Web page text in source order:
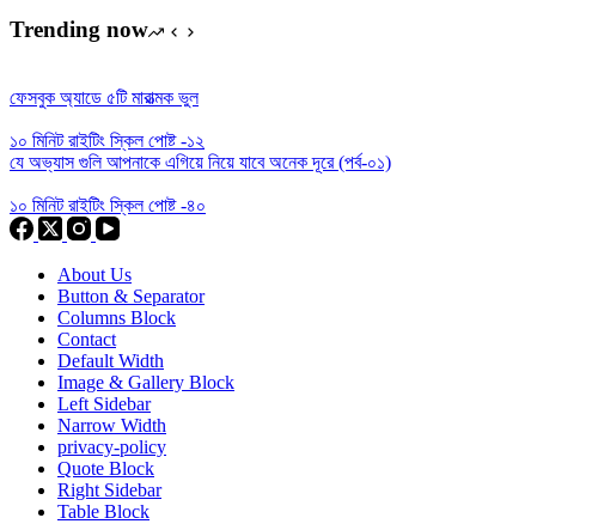
Trending now
ফেসবুক অ্যাডে ৫টি মারাত্মক ভুল
১০ মিনিট রাইটিং স্কিল পোষ্ট -১২
যে অভ্যাস গুলি আপনাকে এগিয়ে নিয়ে যাবে অনেক দূরে (পর্ব-০১)
১০ মিনিট রাইটিং স্কিল পোষ্ট -৪০
About Us
Button & Separator
Columns Block
Contact
Default Width
Image & Gallery Block
Left Sidebar
Narrow Width
privacy-policy
Quote Block
Right Sidebar
Table Block